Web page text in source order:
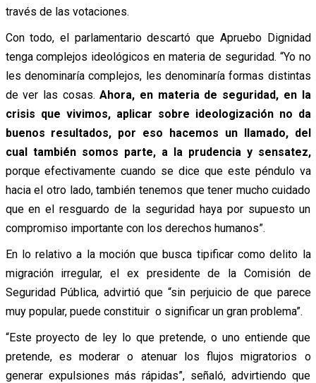
través de las votaciones.
Con todo, el parlamentario descartó que Apruebo Dignidad
tenga complejos ideológicos en materia de seguridad. “Yo no
les denominaría complejos, les denominaría formas distintas
de ver las cosas.Ahora, en materia de seguridad, en la
crisis que vivimos, aplicar sobre ideologización no da
buenos resultados, por eso hacemos un llamado, del
cual también somos parte, a la prudencia y sensatez,
porque efectivamente cuando se dice que este péndulo va
hacia el otro lado, también tenemos que tener mucho cuidado
que en el resguardo de la seguridad haya por supuesto un
compromiso importante con los derechos humanos”.
En lo relativo a la moción que busca tipificar como delito la
migración irregular, el ex presidente de la Comisión de
Seguridad Pública, advirtió que “sin perjuicio de que parece
muy popular, puede constituir o significar un gran problema”.
“Este proyecto de ley lo que pretende, o uno entiende que
pretende, es moderar o atenuar los flujos migratorios o
generar expulsiones más rápidas”, señaló, advirtiendo que